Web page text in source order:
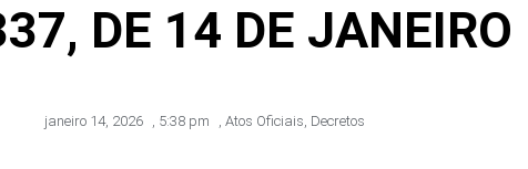
DE 14 DE
janeiro 14, 2026 , 5:38 pm , Atos Oficiais, Decretos